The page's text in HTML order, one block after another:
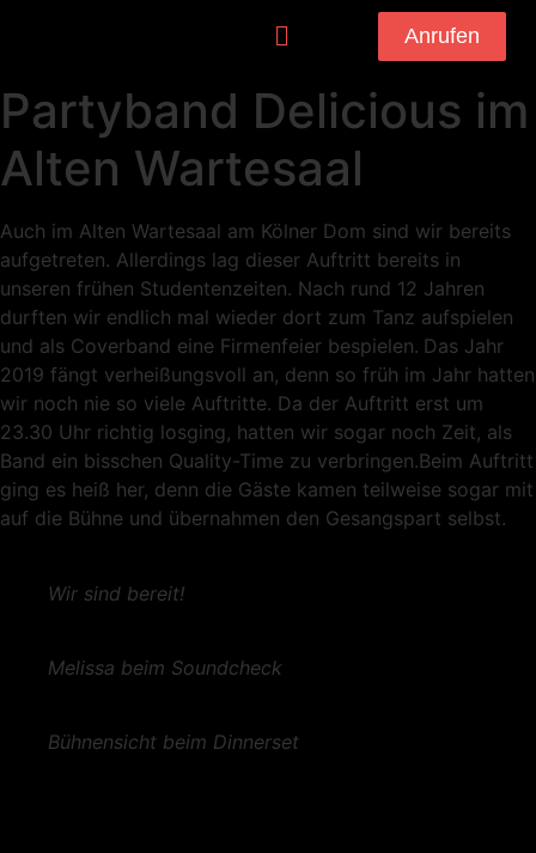
Anrufen
Partyband Delicious im
Alten Wartesaal
Auch im Alten Wartesaal am Kölner Dom sind wir bereits
aufgetreten. Allerdings lag dieser Auftritt bereits in
unseren frühen Studentenzeiten. Nach rund 12 Jahren
durften wir endlich mal wieder dort zum Tanz aufspielen
und als Coverband eine Firmenfeier bespielen. Das Jahr
2019 fängt verheißungsvoll an, denn so früh im Jahr hatten
wir noch nie so viele Auftritte. Da der Auftritt erst um
23.30 Uhr richtig losging, hatten wir sogar noch Zeit, als
Band ein bisschen Quality-Time zu verbringen.Beim Auftritt
ging es heiß her, denn die Gäste kamen teilweise sogar mit
auf die Bühne und übernahmen den Gesangspart selbst.
Wir sind bereit!
Melissa beim Soundcheck
Bühnensicht beim Dinnerset